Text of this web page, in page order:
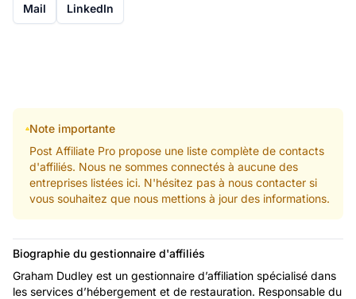
Mail LinkedIn
Note importante
Post Affiliate Pro propose une liste complète de contacts
d'affiliés. Nous ne sommes connectés à aucune des
entreprises listées ici. N'hésitez pas à nous contacter si
vous souhaitez que nous mettions à jour des informations.
Biographie du gestionnaire d'affiliés
Graham Dudley est un gestionnaire d’affiliation spécialisé dans
les services d’hébergement et de restauration. Responsable du